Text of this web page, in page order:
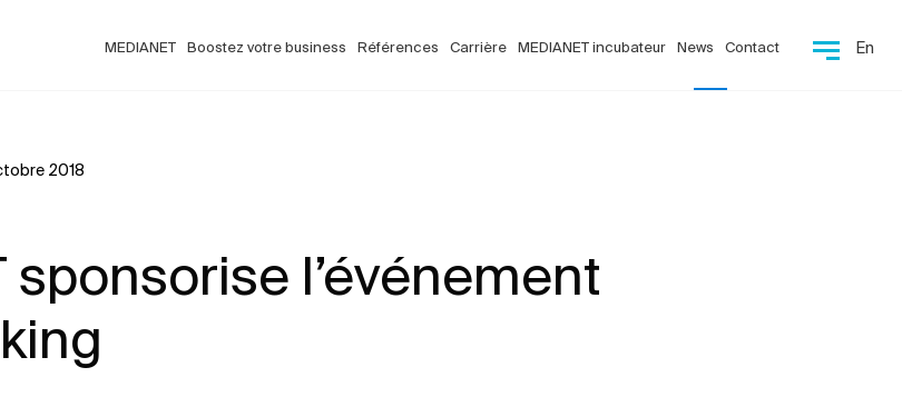
MEDIANET Boostez votre business Références Carrière MEDIANET incubateur News Contact En
2018
sponsorise l’événement